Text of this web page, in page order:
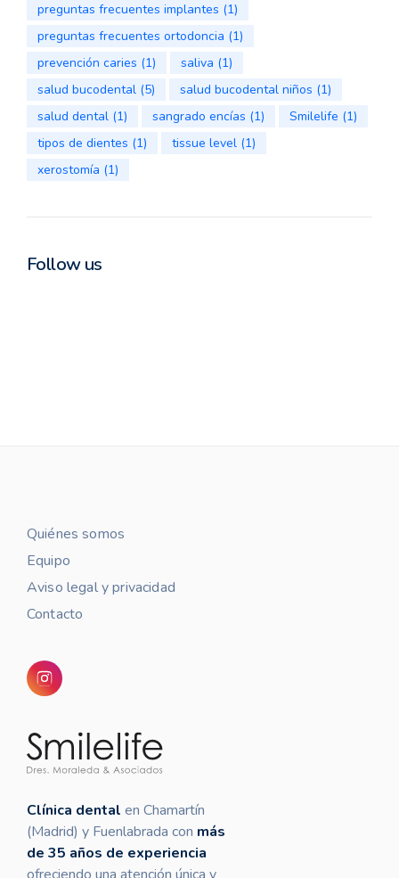
preguntas frecuentes implantes (1)
preguntas frecuentes ortodoncia (1)
prevención caries (1) saliva (1)
salud bucodental (5) salud bucodental niños (1)
salud dental (1) sangrado encías (1) Smilelife (1)
tipos de dientes (1) tissue level (1)
xerostomía (1)
Follow us
Quiénes somos
Equipo
Aviso legal y privacidad
Contacto
Clínica dental en Chamartín
(Madrid) y Fuenlabrada con más
de 35 años de experiencia